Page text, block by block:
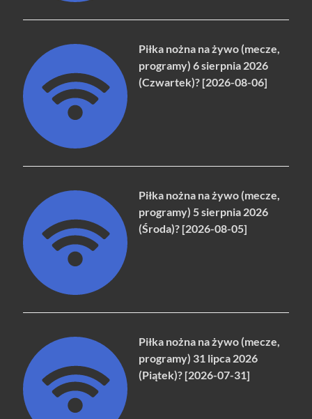
Piłka nożna na żywo (mecze,
programy) 6 sierpnia 2026
(Czwartek)? [2026-08-06]
Piłka nożna na żywo (mecze,
programy) 5 sierpnia 2026
(Środa)? [2026-08-05]
Piłka nożna na żywo (mecze,
programy) 31 lipca 2026
(Piątek)? [2026-07-31]